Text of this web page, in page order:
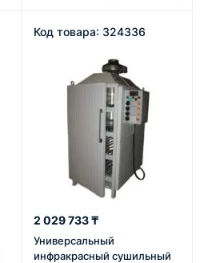
Код товара: 324336
2 029 733 ₸
Универсальный
инфракрасный сушильный